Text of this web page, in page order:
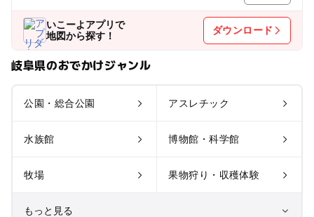
いこーよアプリで
地図から探す！
ダウンロード
岐阜県のおでかけジャンル
公園・総合公園 アスレチック
水族館 博物館・科学館
牧場 果物狩り・収穫体験
もっと見る